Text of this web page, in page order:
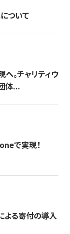
ついて
へ。チャリティウ
体...
で実現！
よる寄付の導入